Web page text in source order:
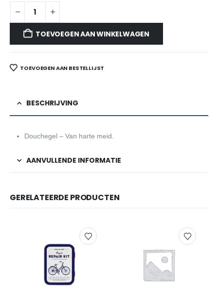
TOEVOEGEN AAN WINKELWAGEN
TOEVOEGEN AAN BESTELLIJST
BESCHRIJVING
Douchegel – Van harte meid.
AANVULLENDE INFORMATIE
GERELATEERDE PRODUCTEN